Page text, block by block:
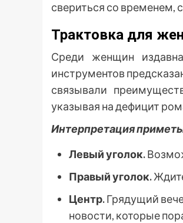
свериться со временем,
Трактовка для
Среди женщин
инструментов
связывали
указывая на дефицит
Интерпретация
Левый уголок.
Правый уголок.
Центр.Грядущий
новости, которые